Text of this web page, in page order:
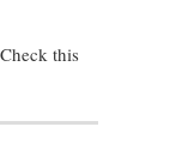
this